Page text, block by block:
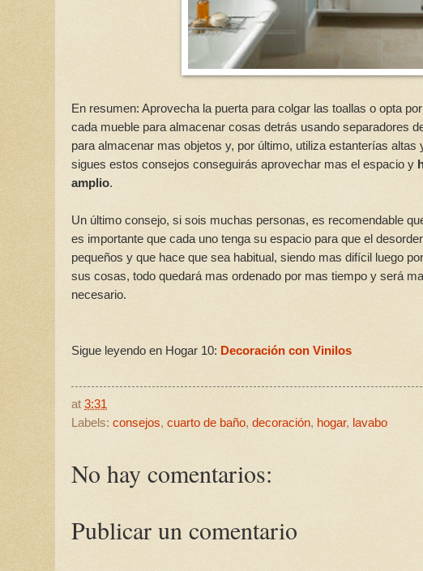
En resumen: Aprovecha la puerta para colgar las toallas o opta
cada mueble para almacenar cosas detrás usando separadores
para almacenar mas objetos y, por último, utiliza estanterías
sigues estos consejos conseguirás aprovechar mas el espacio y
amplio.
Un último consejo, si sois muchas personas, es recomendable
es importante que cada uno tenga su espacio para que el
pequeños y que hace que sea habitual, siendo mas difícil luego
sus cosas, todo quedará mas ordenado por mas tiempo y será
necesario.
Sigue leyendo en Hogar 10: Decoración con Vinilos
at 3:31
Labels: consejos, cuarto de baño, decoración, hogar, lavabo
No hay comentarios:
Publicar un comentario